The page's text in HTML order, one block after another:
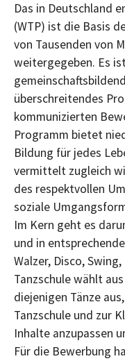
Das in Deutschland
(WTP) ist die Basis
von Tausenden von
weitergegeben. Es
überschreitendes
kommunizierten
Programm bietet
Bildung für jedes
vermittelt zugleich
des respektvollen
soziale
Im Kern geht es
und in
Walzer, Disco,
Tanzschule wählt
diejenigen Tänze
Tanzschule und zur
Inhalte anzupassen
Für die Bewerbung